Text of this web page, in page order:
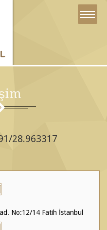
28.963317
No:12/14 Fatih İstanbul